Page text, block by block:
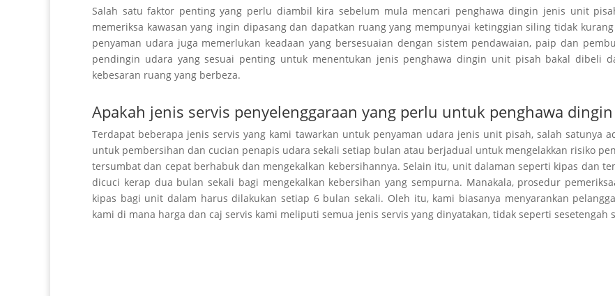
Salah satu faktor penting yang perlu diambil kira sebelum mula mencari penghawa dingin jenis unit
memeriksa kawasan yang ingin dipasang dan dapatkan ruang yang mempunyai ketinggian siling tidak kurang
penyaman udara juga memerlukan keadaan yang bersesuaian dengan sistem pendawaian, paip dan
pendingin udara yang sesuai penting untuk menentukan jenis penghawa dingin unit pisah bakal dibeli
kebesaran ruang yang berbeza.
Apakah jenis servis penyelenggaraan yang perlu untuk penghawa
Terdapat beberapa jenis servis yang kami tawarkan untuk penyaman udara jenis unit pisah, salah satunya
untuk pembersihan dan cucian penapis udara sekali setiap bulan atau berjadual untuk mengelakkan risiko
tersumbat dan cepat berhabuk dan mengekalkan kebersihannya. Selain itu, unit dalaman seperti kipas dan
dicuci kerap dua bulan sekali bagi mengekalkan kebersihan yang sempurna. Manakala, prosedur
kipas bagi unit dalam harus dilakukan setiap 6 bulan sekali. Oleh itu, kami biasanya menyarankan
kami di mana harga dan caj servis kami meliputi semua jenis servis yang dinyatakan, tidak seperti sesetengah